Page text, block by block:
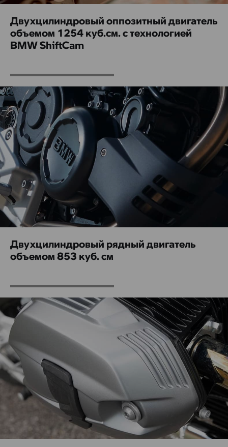
Двухцилиндровый оппозитный двигатель
объемом 1254 куб.см. с технологией
BMW ShiftCam
Двухцилиндровый рядный двигатель
объемом 853 куб. см